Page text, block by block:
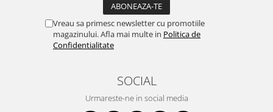
Vreau sa primesc newsletter cu promotiile
magazinului. Afla mai multe in Politica de
Confidentialitate
SOCIAL
Urmareste-ne in social media